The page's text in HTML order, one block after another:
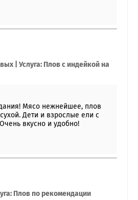
| Услуга: Плов с индейкой на
Мясо нежнейшее, плов
Дети и взрослые ели с
вкусно и удобно!
Плов по рекомендации